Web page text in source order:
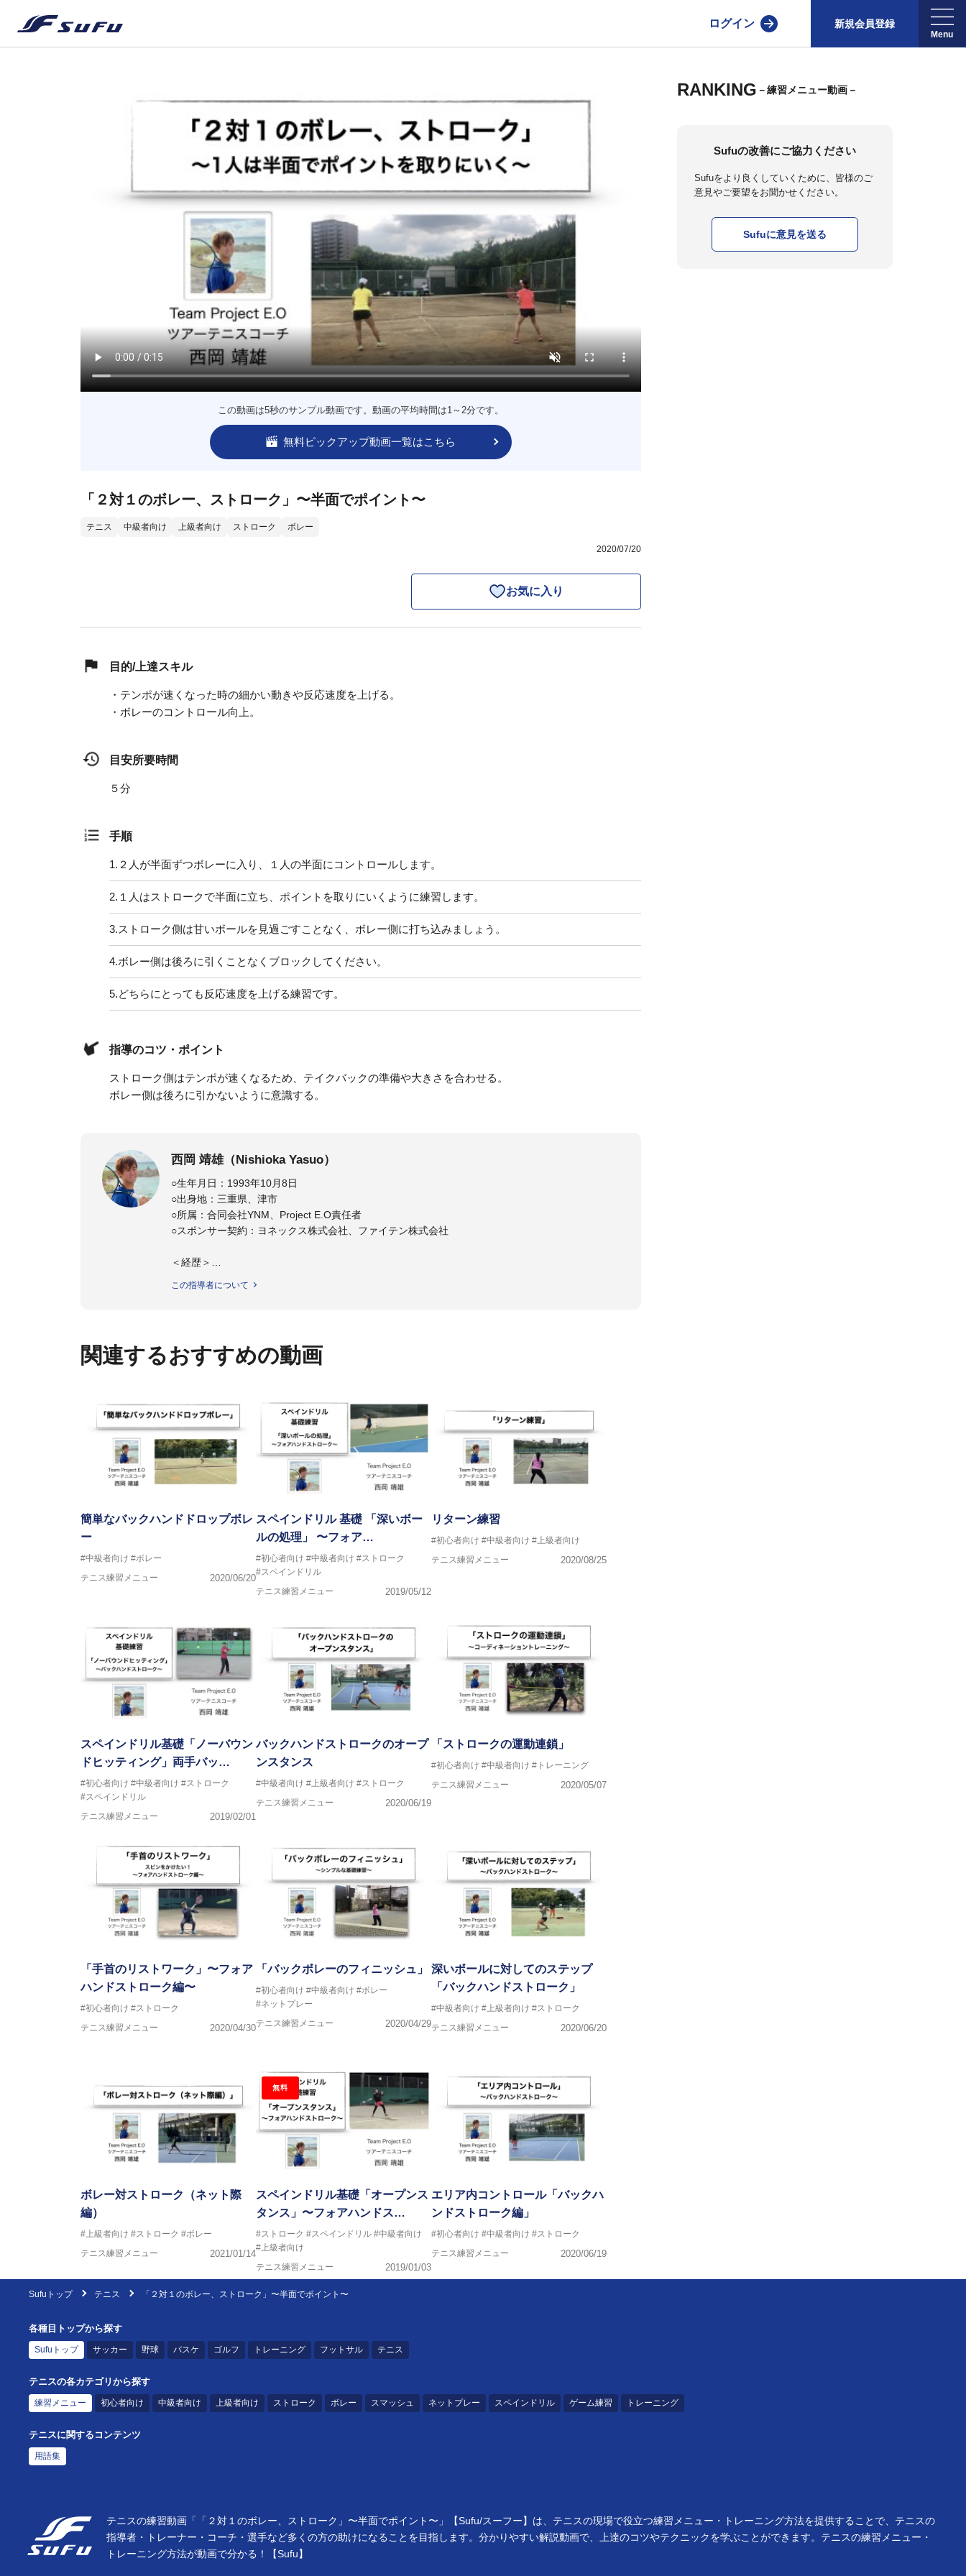
ログイン 新規会員登録
この動画は5秒のサンプル動画です。動画の平均時間は1～2分です。
無料ピックアップ動画一覧はこちら
「２対１のボレー、ストローク」〜半面でポイント〜
テニス 中級者向け 上級者向け ストローク ボレー
2020/07/20
お気に入り
目的/上達スキル
・テンポが速くなった時の細かい動きや反応速度を上げる。
・ボレーのコントロール向上。
目安所要時間
５分
手順
1. ２人が半面ずつボレーに入り、１人の半面にコントロールします。
2. １人はストロークで半面に立ち、ポイントを取りにいくように練習します。
3.ストローク側は甘いボールを見過ごすことなく、ボレー側に打ち込みましょう。
4.ボレー側は後ろに引くことなくブロックしてください。
5.どちらにとっても反応速度を上げる練習です。
指導のコツ・ポイント
ストローク側はテンポが速くなるため、テイクバックの準備や大きさを合わせる。
ボレー側は後ろに引かないように意識する。
西岡 靖雄（Nishioka Yasuo）
○生年月日：1993年10月8日
○出身地：三重県、津市
○所属：合同会社YNM、Project E.O責任者
○スポンサー契約：ヨネックス株式会社、ファイテン株式会社
＜経歴＞
める。また、元WTAランキング2位でグランドスラム優勝者、Svetlana Kuznetsovaのコーチを務め
現在は東京を拠点にツアーコーチ、及び、選手のマネージメントをメインとしたチーム「Project E.
O」を立ち上げ、選手と共にプロツアーを転戦している。
この指導者について
関連するおすすめの動画
簡単なバックハンドドロップボレ
ー
#中級者向け #ボレー
テニス練習メニュー
2020/06/20
スペインドリル 基礎 「深いボー
ルの処理」 〜フォア…
#初心者向け #中級者向け #ストローク
#スペインドリル
テニス練習メニュー
2019/05/12
リターン練習
#初心者向け #中級者向け #上級者向け
テニス練習メニュー
2020/08/25
スペインドリル基礎「ノーバウン
ドヒッティング」両手バッ…
#初心者向け #中級者向け #ストローク
#スペインドリル
テニス練習メニュー
2019/02/01
バックハンドストロークのオープ
ンスタンス
#中級者向け #上級者向け #ストローク
テニス練習メニュー
2020/06/19
「ストロークの運動連鎖」
#初心者向け #中級者向け #トレーニング
テニス練習メニュー
2020/05/07
「手首のリストワーク」〜フォア
ハンドストローク編〜
#初心者向け #ストローク
テニス練習メニュー
2020/04/30
「バックボレーのフィニッシュ」
#初心者向け #中級者向け #ボレー
#ネットプレー
テニス練習メニュー
2020/04/29
深いボールに対してのステップ
「バックハンドストローク」
#中級者向け #上級者向け #ストローク
テニス練習メニュー
2020/06/20
ボレー対ストローク（ネット際
編）
#上級者向け #ストローク #ボレー
テニス練習メニュー
2021/01/14
無料
スペインドリル基礎「オープンス
タンス」〜フォアハンドス…
#ストローク #スペインドリル #中級者向け
#上級者向け
テニス練習メニュー
2019/01/03
エリア内コントロール「バックハ
ンドストローク編」
#初心者向け #中級者向け #ストローク
テニス練習メニュー
2020/06/19
RANKING －練習メニュー動画－
Sufuの改善にご協力ください
Sufuをより良くしていくために、皆様のご
意見やご要望をお聞かせください。
Sufuに意見を送る
Sufuトップ テニス 「２対１のボレー、ストローク」〜半面でポイント〜
各種目トップから探す
Sufuトップ サッカー 野球 バスケ ゴルフ トレーニング フットサル テニス
テニスの各カテゴリから探す
練習メニュー 初心者向け 中級者向け 上級者向け ストローク ボレー スマッシュ ネットプレー スペインドリル ゲーム練習 トレーニング
テニスに関するコンテンツ
用語集
テニスの練習動画「「２対１のボレー、ストローク」〜半面でポイント〜」【Sufu/スーフー】は、テニスの現場で役立つ練習メニュー・トレーニング方法を提供することで、テニスの
指導者・トレーナー・コーチ・選手など多くの方の助けになることを目指します。分かりやすい解説動画で、上達のコツやテクニックを学ぶことができます。テニスの練習メニュー・
トレーニング方法が動画で分かる！【Sufu】